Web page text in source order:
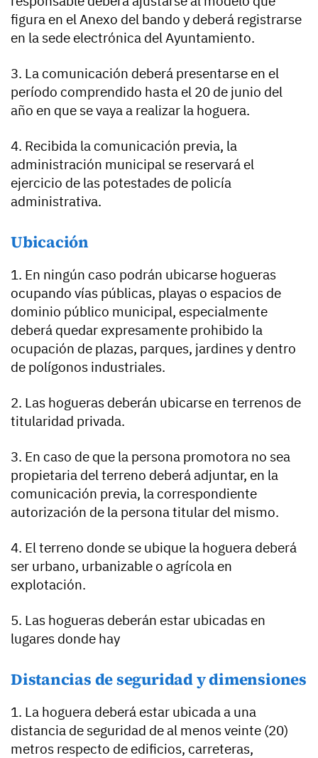
figura en el Anexo del bando y deberá registrarse
en la sede electrónica del Ayuntamiento.
3. La comunicación deberá presentarse en el
período comprendido hasta el 20 de junio del
año en que se vaya a realizar la hoguera.
4. Recibida la comunicación previa, la
administración municipal se reservará el
ejercicio de las potestades de policía
administrativa.
Ubicación
1. En ningún caso podrán ubicarse hogueras
ocupando vías públicas, playas o espacios de
dominio público municipal, especialmente
deberá quedar expresamente prohibido la
ocupación de plazas, parques, jardines y dentro
de polígonos industriales.
2. Las hogueras deberán ubicarse en terrenos de
titularidad privada.
3. En caso de que la persona promotora no sea
propietaria del terreno deberá adjuntar, en la
comunicación previa, la correspondiente
autorización de la persona titular del mismo.
4. El terreno donde se ubique la hoguera deberá
ser urbano, urbanizable o agrícola en
explotación.
5. Las hogueras deberán estar ubicadas en
lugares donde hay
Distancias de seguridad y dimensiones
1. La hoguera deberá estar ubicada a una
distancia de seguridad de al menos veinte (20)
metros respecto de edificios, carreteras,